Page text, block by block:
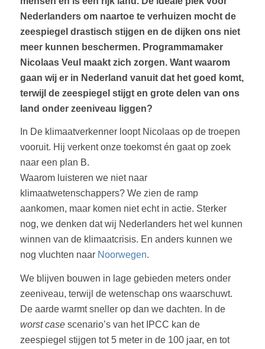
Nederlanders om naartoe te verhuizen mocht de
zeespiegel drastisch stijgen en de dijken ons niet
meer kunnen beschermen. Programmamaker
Nicolaas Veul maakt zich zorgen. Want waarom
gaan wij er in Nederland vanuit dat het goed komt,
terwijl de zeespiegel stijgt en grote delen van ons
land onder zeeniveau liggen?
In De klimaatverkenner loopt Nicolaas op de troepen
vooruit. Hij verkent onze toekomst én gaat op zoek
naar een plan B.
Waarom luisteren we niet naar
klimaatwetenschappers? We zien de ramp
aankomen, maar komen niet echt in actie. Sterker
nog, we denken dat wij Nederlanders het wel kunnen
winnen van de klimaatcrisis. En anders kunnen we
nog vluchten naar Noorwegen.
We blijven bouwen in lage gebieden meters onder
zeeniveau, terwijl de wetenschap ons waarschuwt.
De aarde warmt sneller op dan we dachten. In de
worst casescenario’s van het IPCC kan de
zeespiegel stijgen tot 5 meter in de 100 jaar, en tot